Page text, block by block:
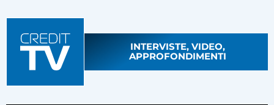
INTERVISTE, VIDEO,
APPROFONDIMENTI